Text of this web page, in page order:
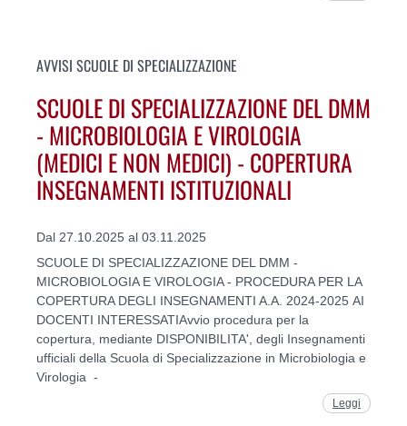
AVVISI SCUOLE DI SPECIALIZZAZIONE
SCUOLE DI SPECIALIZZAZIONE DEL DMM
- MICROBIOLOGIA E VIROLOGIA
(MEDICI E NON MEDICI) - COPERTURA
INSEGNAMENTI ISTITUZIONALI
Dal 27.10.2025 al 03.11.2025
SCUOLE DI SPECIALIZZAZIONE DEL DMM -
MICROBIOLOGIA E VIROLOGIA - PROCEDURA PER LA
COPERTURA DEGLI INSEGNAMENTI A.A. 2024-2025 AI
DOCENTI INTERESSATIAvvio procedura per la
copertura, mediante DISPONIBILITA', degli Insegnamenti
ufficiali della Scuola di Specializzazione in Microbiologia e
Virologia -
Leggi